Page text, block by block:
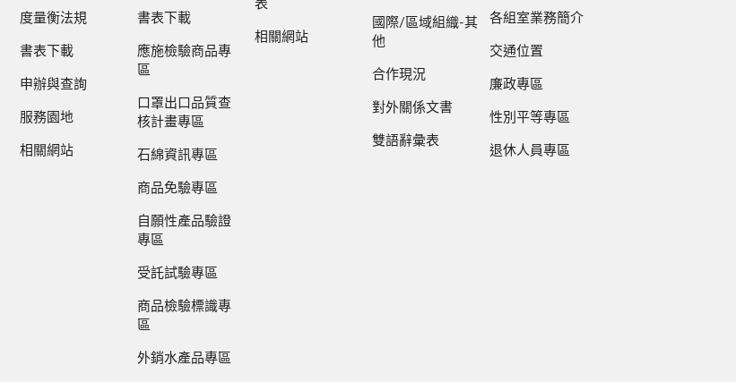
度量衡法規
書表下載
申辦與查詢
服務園地
相關網站
書表下載
應施檢驗商品專
區
口罩出口品質查
核計畫專區
石綿資訊專區
商品免驗專區
自願性產品驗證
專區
受託試驗專區
商品檢驗標識專
區
外銷水產品專區
表
相關網站
國際/區域組織-其
他
合作現況
對外關係文書
雙語辭彙表
各組室業務簡介
交通位置
廉政專區
性別平等專區
退休人員專區